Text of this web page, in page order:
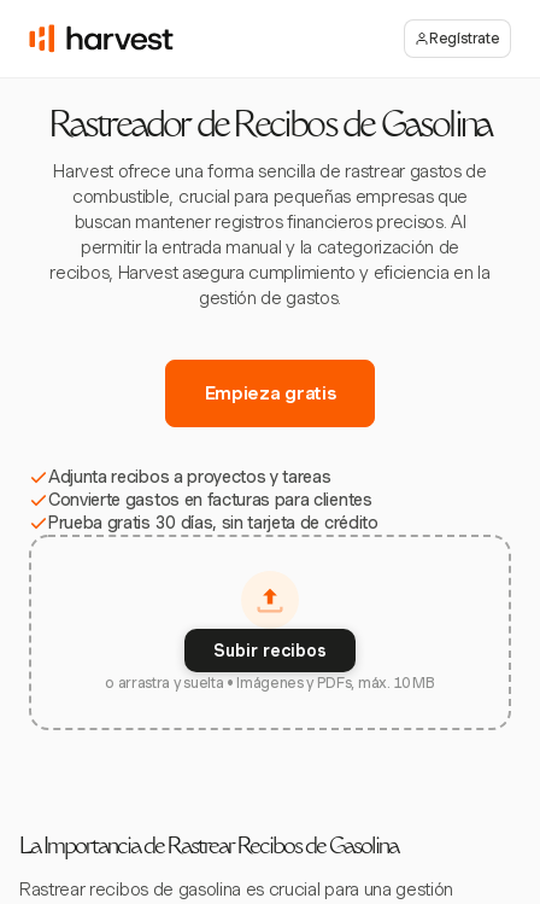
Regístrate
Rastreador de Recibos de Gasolina
Harvest ofrece una forma sencilla de rastrear gastos de
combustible, crucial para pequeñas empresas que
buscan mantener registros financieros precisos. Al
permitir la entrada manual y la categorización de
recibos, Harvest asegura cumplimiento y eficiencia en la
gestión de gastos.
Empieza gratis
Adjunta recibos a proyectos y tareas
Convierte gastos en facturas para clientes
Prueba gratis 30 días, sin tarjeta de crédito
Subir recibos
o arrastra y suelta • Imágenes y PDFs, máx. 10 MB
La Importancia de Rastrear Recibos de Gasolina
Rastrear recibos de gasolina es crucial para una gestión